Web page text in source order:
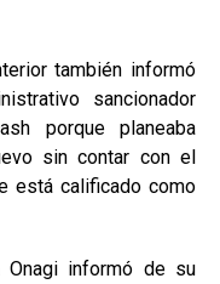
también informó
sancionador
porque planeaba
sin contar con el
está calificado como
Onagi informó de su